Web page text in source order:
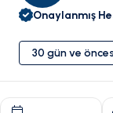
Onaylanmış
30 gün ve